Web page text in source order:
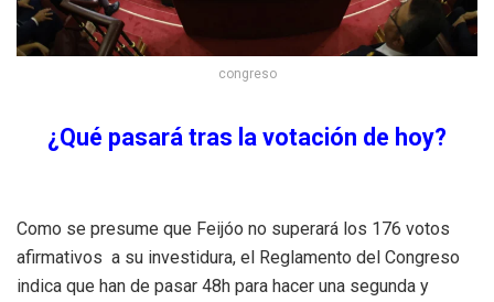
congreso
¿Qué pasará tras la votación de hoy?
Como se presume que Feijóo no superará los 176 votos
afirmativos a su investidura, el Reglamento del Congreso
indica que han de pasar 48h para hacer una segunda y